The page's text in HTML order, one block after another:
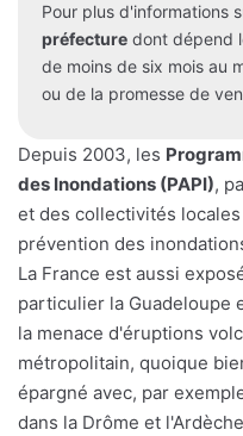
Pour plus d'informations
préfecture dont dépend
de moins de six mois au
ou de la promesse de
Depuis 2003, les
des Inondations (PAPI),
et des collectivités
prévention des
La France est aussi
particulier la Guadeloupe
la menace d'éruptions
métropolitain, quoique
épargné avec, par
dans la Drôme et